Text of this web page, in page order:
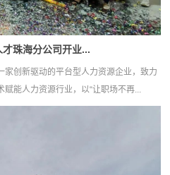
珠海分公司开业...
创新驱动的平台型人力资源企业，致力
能人力资源行业，以“让职场不再...